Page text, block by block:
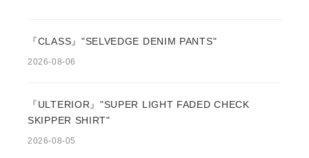
『CLASS』"SELVEDGE DENIM PANTS"
2026-08-06
『ULTERIOR』"SUPER LIGHT FADED CHECK
SKIPPER SHIRT"
2026-08-05